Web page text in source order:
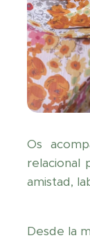
Os
relacional
amistad,
Desde la